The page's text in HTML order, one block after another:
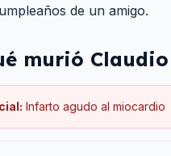
de un amigo.
murió Claudio
Infarto agudo al miocardio